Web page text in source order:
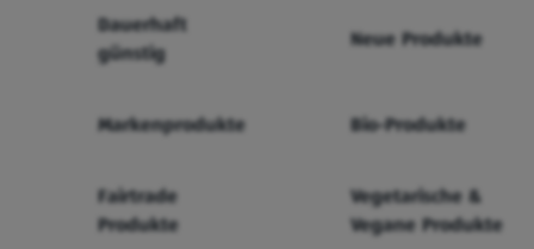
Dauerhaft
günstig
Neue Produkte
Markenprodukte Bio-Produkte
Fairtrade
Produkte
Vegetarische &
Vegane Produkte